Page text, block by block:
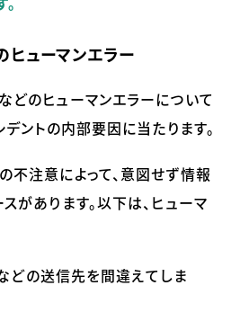
ューマンエラー
どのヒューマンエラーについて
デントの内部要因に当たります。
不注意によって、意図せず情報
があります。以下は、ヒューマ
どの送信先を間違えてしま